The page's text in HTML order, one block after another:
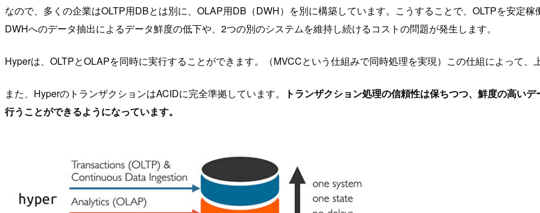
なので、多くの企業はOLTP用DBとは別に、OLAP用DB（DWH）を別に構築しています。こうすることで、OLTPを安定
DWHへのデータ抽出によるデータ鮮度の低下や、2つの別のシステムを維持し続けるコストの問題が発生します。
Hyperは、OLTPとOLAPを同時に実行することができます。（MVCCという仕組みで同時処理を実現）この仕組によって
また、HyperのトランザクションはACIDに完全準拠しています。
トランザクション処理の信頼性は保ちつつ、鮮度の高い
行うことができるようになっています。